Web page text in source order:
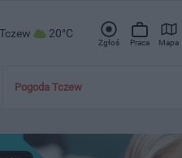
Tczew 20°C
Zgłoś Praca Mapa
Pogoda Tczew